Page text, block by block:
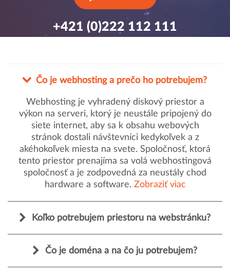
+421 (0)222 112 111
Čo je webhosting a prečo ho potrebujem?
Webhosting je vyhradený diskový priestor a
výkon na serveri, ktorý je neustále pripojený do
siete internet, aby sa k obsahu webových
stránok dostali návštevníci kedykoľvek a z
akéhokoľvek miesta na svete. Spoločnosť, ktorá
tento priestor prenajíma sa volá webhostingová
spoločnosť a je zodpovedná za neustály chod
hardware a software. Zobraziť viac
Koľko potrebujem priestoru na webstránku?
Čo je doména a na čo ju potrebujem?